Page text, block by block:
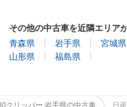
その他の中古車を近隣エリア
青森県
岩手県 宮城県
山形県
福島県
クリッパー 岩手県の中古車 日